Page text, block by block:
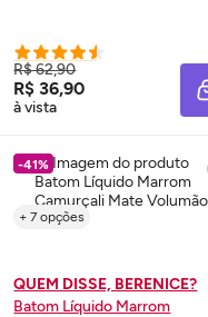
R$ 62,90
R$ 36,90
à vista
-41%
+ 7 opções
QUEM DISSE, BERENICE?
Batom Líquido Marrom